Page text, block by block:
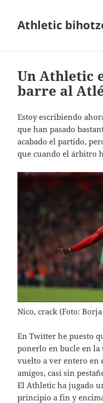
Athletic
Un Athletic
barre al
Estoy escribiendo
que han pasado
acabado el partido,
que cuando el árbitro
Nico, crack (Foto:
En Twitter he puesto
ponerlo en bucle en la
vuelto a ver entero en
amigos, casi sin
El Athletic ha jugado
principio a fin y